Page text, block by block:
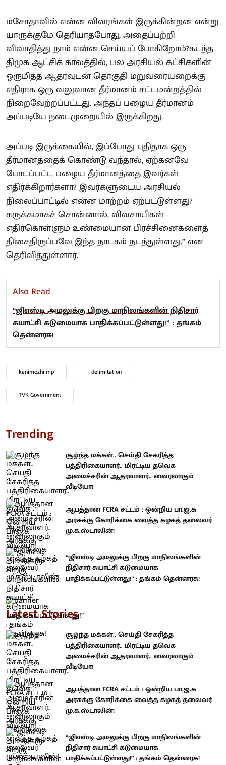
மசோதாவில் என்ன விவரங்கள் இருக்கின்றன என்று
யாருக்குமே தெரியாதபோது, அதைப்பற்றி
விவாதித்து நாம் என்ன செய்யப் போகிறோம்?கடந்த
திமுக ஆட்சிக் காலத்தில், பல அரசியல் கட்சிகளின்
ஒருமித்த ஆதரவுடன் தொகுதி மறுவரையறைக்கு
எதிராக ஒரு வலுவான தீர்மானம் சட்டமன்றத்தில்
நிறைவேற்றப்பட்டது. அந்தப் பழைய தீர்மானம்
அப்படியே நடைமுறையில் இருக்கிறது.
அப்படி இருக்கையில், இப்போது புதிதாக ஒரு
தீர்மானத்தைக் கொண்டு வந்தால், ஏற்கனவே
போடப்பட்ட பழைய தீர்மானத்தை இவர்கள்
எதிர்க்கிறார்களா? இவர்களுடைய அரசியல்
நிலைப்பாட்டில் என்ன மாற்றம் ஏற்பட்டுள்ளது?
சுருக்கமாகச் சொன்னால், விவசாயிகள்
எதிர்கொள்ளும் உண்மையான பிரச்சினைகளைத்
திசைதிருப்பவே இந்த நாடகம் நடந்துள்ளது.” என
தெரிவித்துள்ளார்.
Also Read
“ஜிஎஸ்டி அமலுக்கு பிறகு மாநிலங்களின் நிதிசார்
சுயாட்சி கடுமையாக பாதிக்கப்பட்டுள்ளது!” : தங்கம்
தென்னரசு!
kanimozhi mp delimitation
TVK Government
Trending
சூழ்ந்த மக்கள்.. செய்தி சேகரித்த
பத்திரிகையாளர்.. மிரட்டிய தவெக
அமைச்சரின் ஆதரவாளர்.. வைரலாகும்
வீடியோ!
ஆபத்தான FCRA சட்டம் : ஒன்றிய பா.ஜ.க
அரசுக்கு கோரிக்கை வைத்த கழகத் தலைவர்
மு.க.ஸ்டாலின்!
“ஜிஎஸ்டி அமலுக்கு பிறகு மாநிலங்களின்
நிதிசார் சுயாட்சி கடுமையாக
பாதிக்கப்பட்டுள்ளது!” : தங்கம் தென்னரசு!
Latest Stories
சூழ்ந்த மக்கள்.. செய்தி சேகரித்த
பத்திரிகையாளர்.. மிரட்டிய தவெக
அமைச்சரின் ஆதரவாளர்.. வைரலாகும்
வீடியோ!
ஆபத்தான FCRA சட்டம் : ஒன்றிய பா.ஜ.க
அரசுக்கு கோரிக்கை வைத்த கழகத் தலைவர்
மு.க.ஸ்டாலின்!
“ஜிஎஸ்டி அமலுக்கு பிறகு மாநிலங்களின்
நிதிசார் சுயாட்சி கடுமையாக
பாதிக்கப்பட்டுள்ளது!” : தங்கம் தென்னரசு!